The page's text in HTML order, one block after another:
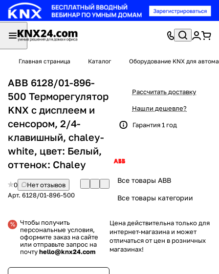
Главная страница Каталог Оборудование KNX для
ABB 6128/01-896-
500 Терморегулятор
KNX с дисплеем и
сенсором, 2/4-
клавишный, chaley-
white, цвет: Белый,
оттенок: Chaley
0
Нет отзывов
Арт. 6128/01-896-500
Чтобы получить
персональные условия,
оформите заказ на сайте
или отправьте запрос на
почтуhello@knx24.com
Рассчитать доставку
Нашли дешевле?
Гарантия 1 год
Все товары ABB
Все товары категории
Цена действительна только для
интернет-магазина и может
отличаться от цен в розничных
магазинах!